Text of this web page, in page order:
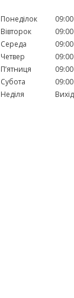
Понеділок 09:00
Вівторок
09:00
Середа
09:00
Четвер
09:00
Пʼятниця
09:00
Субота
09:00
Неділя